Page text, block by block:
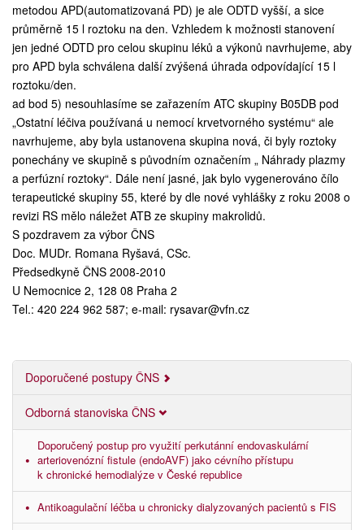
metodou APD(automatizovaná PD) je ale ODTD vyšší, a sice
průměrně 15 l roztoku na den. Vzhledem k možnosti stanovení
jen jedné ODTD pro celou skupinu léků a výkonů navrhujeme, aby
pro APD byla schválena další zvýšená úhrada odpovídající 15 l
roztoku/den.
ad bod 5) nesouhlasíme se zařazením ATC skupiny B05DB pod
„Ostatní léčiva používaná u nemocí krvetvorného systému“ ale
navrhujeme, aby byla ustanovena skupina nová, či byly roztoky
ponechány ve skupině s původním označením „ Náhrady plazmy
a perfúzní roztoky“. Dále není jasné, jak bylo vygenerováno čílo
terapeutické skupiny 55, které by dle nové vyhlášky z roku 2008 o
revizi RS mělo náležet ATB ze skupiny makrolidů.
S pozdravem za výbor ČNS
Doc. MUDr. Romana Ryšavá, CSc.
Předsedkyně ČNS 2008-2010
U Nemocnice 2, 128 08 Praha 2
Tel.: 420 224 962 587; e-mail: rysavar@vfn.cz
Doporučené postupy ČNS
Odborná stanoviska ČNS
Doporučený postup pro využití perkutánní endovaskulární
arteriovenózní fistule (endoAVF) jako cévního přístupu
k chronické hemodialýze v České republice
Antikoagulační léčba u chronicky dialyzovaných pacientů s FIS